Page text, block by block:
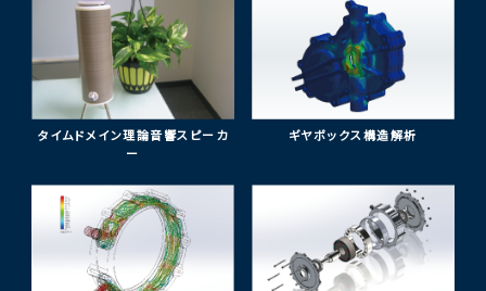
タイムドメイン理論音響スピーカ
ー
ギヤボックス構造解析